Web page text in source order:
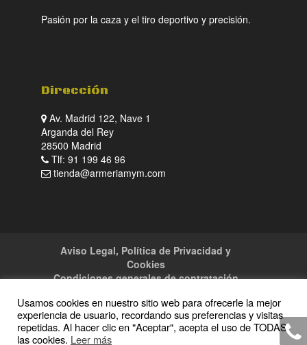
Pasión por la caza y el tiro deportivo y precisión.
Dirección
Av. Madrid 122, Nave 1
Arganda del Rey
28500 Madrid
Tlf: 91 199 46 96
tienda@armeriamym.com
Aviso Legal, Política de Privacidad y
Cookies
Condiciones generales de contratación
Usamos cookies en nuestro sitio web para ofrecerle la mejor
experiencia de usuario, recordando sus preferencias y visitas
repetidas. Al hacer clic en "Aceptar", acepta el uso de TODAS
las cookies. Leer más